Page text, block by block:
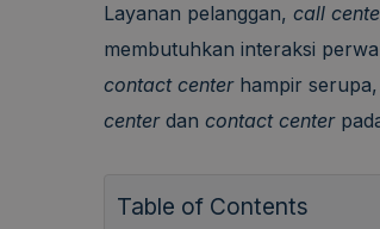
Layanan pelanggan, call
membutuhkan interaksi
contact centerhampir serupa,
centerdan contact center
Table of Contents